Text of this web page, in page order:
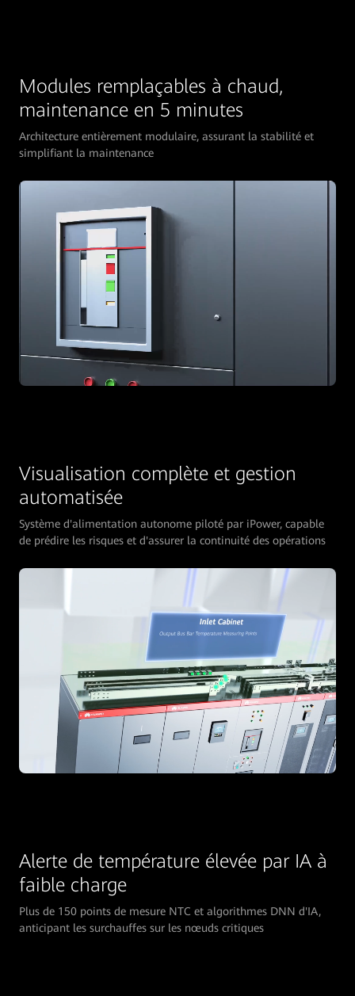
Modules remplaçables à chaud,
maintenance en 5 minutes
Architecture entièrement modulaire, assurant la stabilité et
simplifiant la maintenance
Visualisation complète et gestion
automatisée
Système d'alimentation autonome piloté par iPower, capable
de prédire les risques et d'assurer la continuité des opérations
Alerte de température élevée par IA à
faible charge
Plus de 150 points de mesure NTC et algorithmes DNN d'IA,
anticipant les surchauffes sur les nœuds critiques